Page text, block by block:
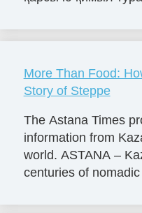
More Than Food:
Story of Steppe
The Astana Times
information from
world. ASTANA –
centuries of